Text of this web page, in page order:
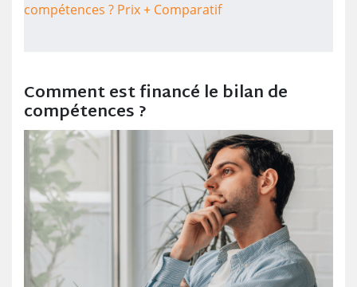
compétences ? Prix + Comparatif
Comment est financé le bilan de
compétences ?